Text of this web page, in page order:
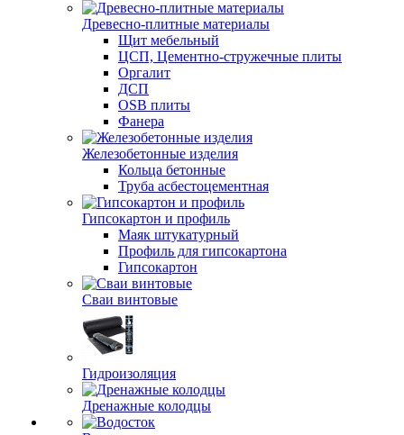
Древесно-плитные материалы
Щит мебельный
ЦСП, Цементно-стружечные плиты
Оргалит
ДСП
OSB плиты
Фанера
Железобетонные изделия
Кольца бетонные
Труба асбестоцементная
Гипсокартон и профиль
Маяк штукатурный
Профиль для гипсокартона
Гипсокартон
Сваи винтовые
Гидроизоляция
Дренажные колодцы